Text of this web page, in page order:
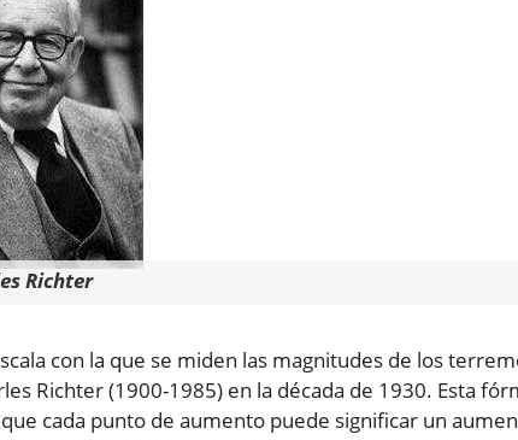
Richter
con la que se miden las magnitudes de los
Richter (1900-1985) en la década de 1930. Esta
cada punto de aumento puede significar un